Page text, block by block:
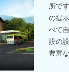
所で
の提
べて
設の
豊富